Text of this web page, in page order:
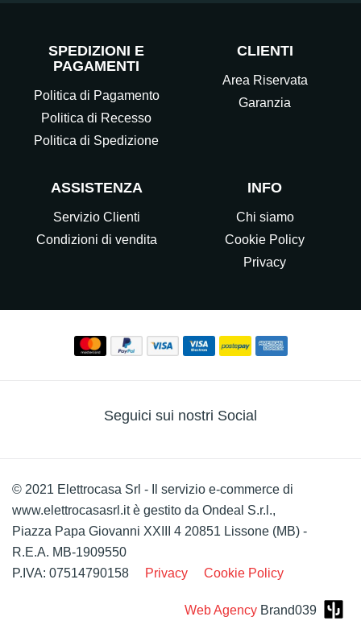
SPEDIZIONI E
PAGAMENTI
Politica di Pagamento
Politica di Recesso
Politica di Spedizione
CLIENTI
Area Riservata
Garanzia
ASSISTENZA
Servizio Clienti
Condizioni di vendita
INFO
Chi siamo
Cookie Policy
Privacy
Seguici sui nostri Social
© 2021 Elettrocasa Srl - Il servizio e-commerce di
www.elettrocasasrl.it è gestito da Ondeal S.r.l.,
Piazza Papa Giovanni XXIII 4 20851 Lissone (MB) -
R.E.A. MB-1909550
P.IVA: 07514790158
Privacy Cookie Policy
Web Agency Brand039